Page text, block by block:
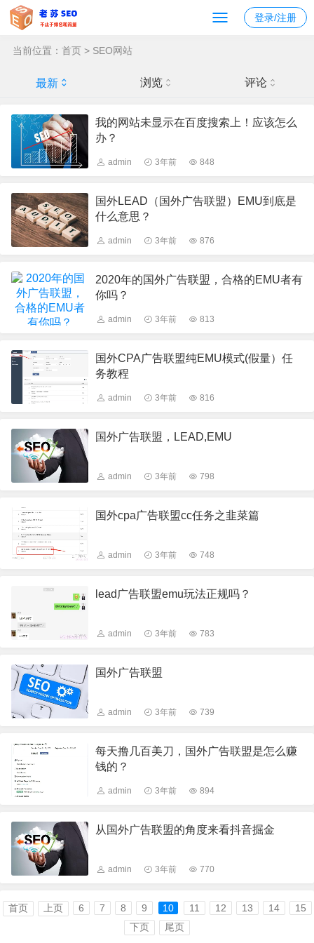
登录/注册
当前位置： 首页 > SEO网站
最新 浏览 评论
我的网站未显示在百度搜索上！应该怎么
办？
admin 3年前 848
国外LEAD（国外广告联盟）EMU到底是
什么意思？
admin 3年前 876
2020年的国外广告联盟，合格的EMU者有
你吗？
admin 3年前 813
国外CPA广告联盟纯EMU模式(假量）任
务教程
admin 3年前 816
国外广告联盟，LEAD,EMU
admin 3年前 798
国外cpa广告联盟cc任务之韭菜篇
admin 3年前 748
lead广告联盟emu玩法正规吗？
admin 3年前 783
国外广告联盟
admin 3年前 739
每天撸几百美刀，国外广告联盟是怎么赚
钱的？
admin 3年前 894
从国外广告联盟的角度来看抖音掘金
admin 3年前 770
首页 上页 6 7 8 9 10 11 12 13 14
15
下页
尾页